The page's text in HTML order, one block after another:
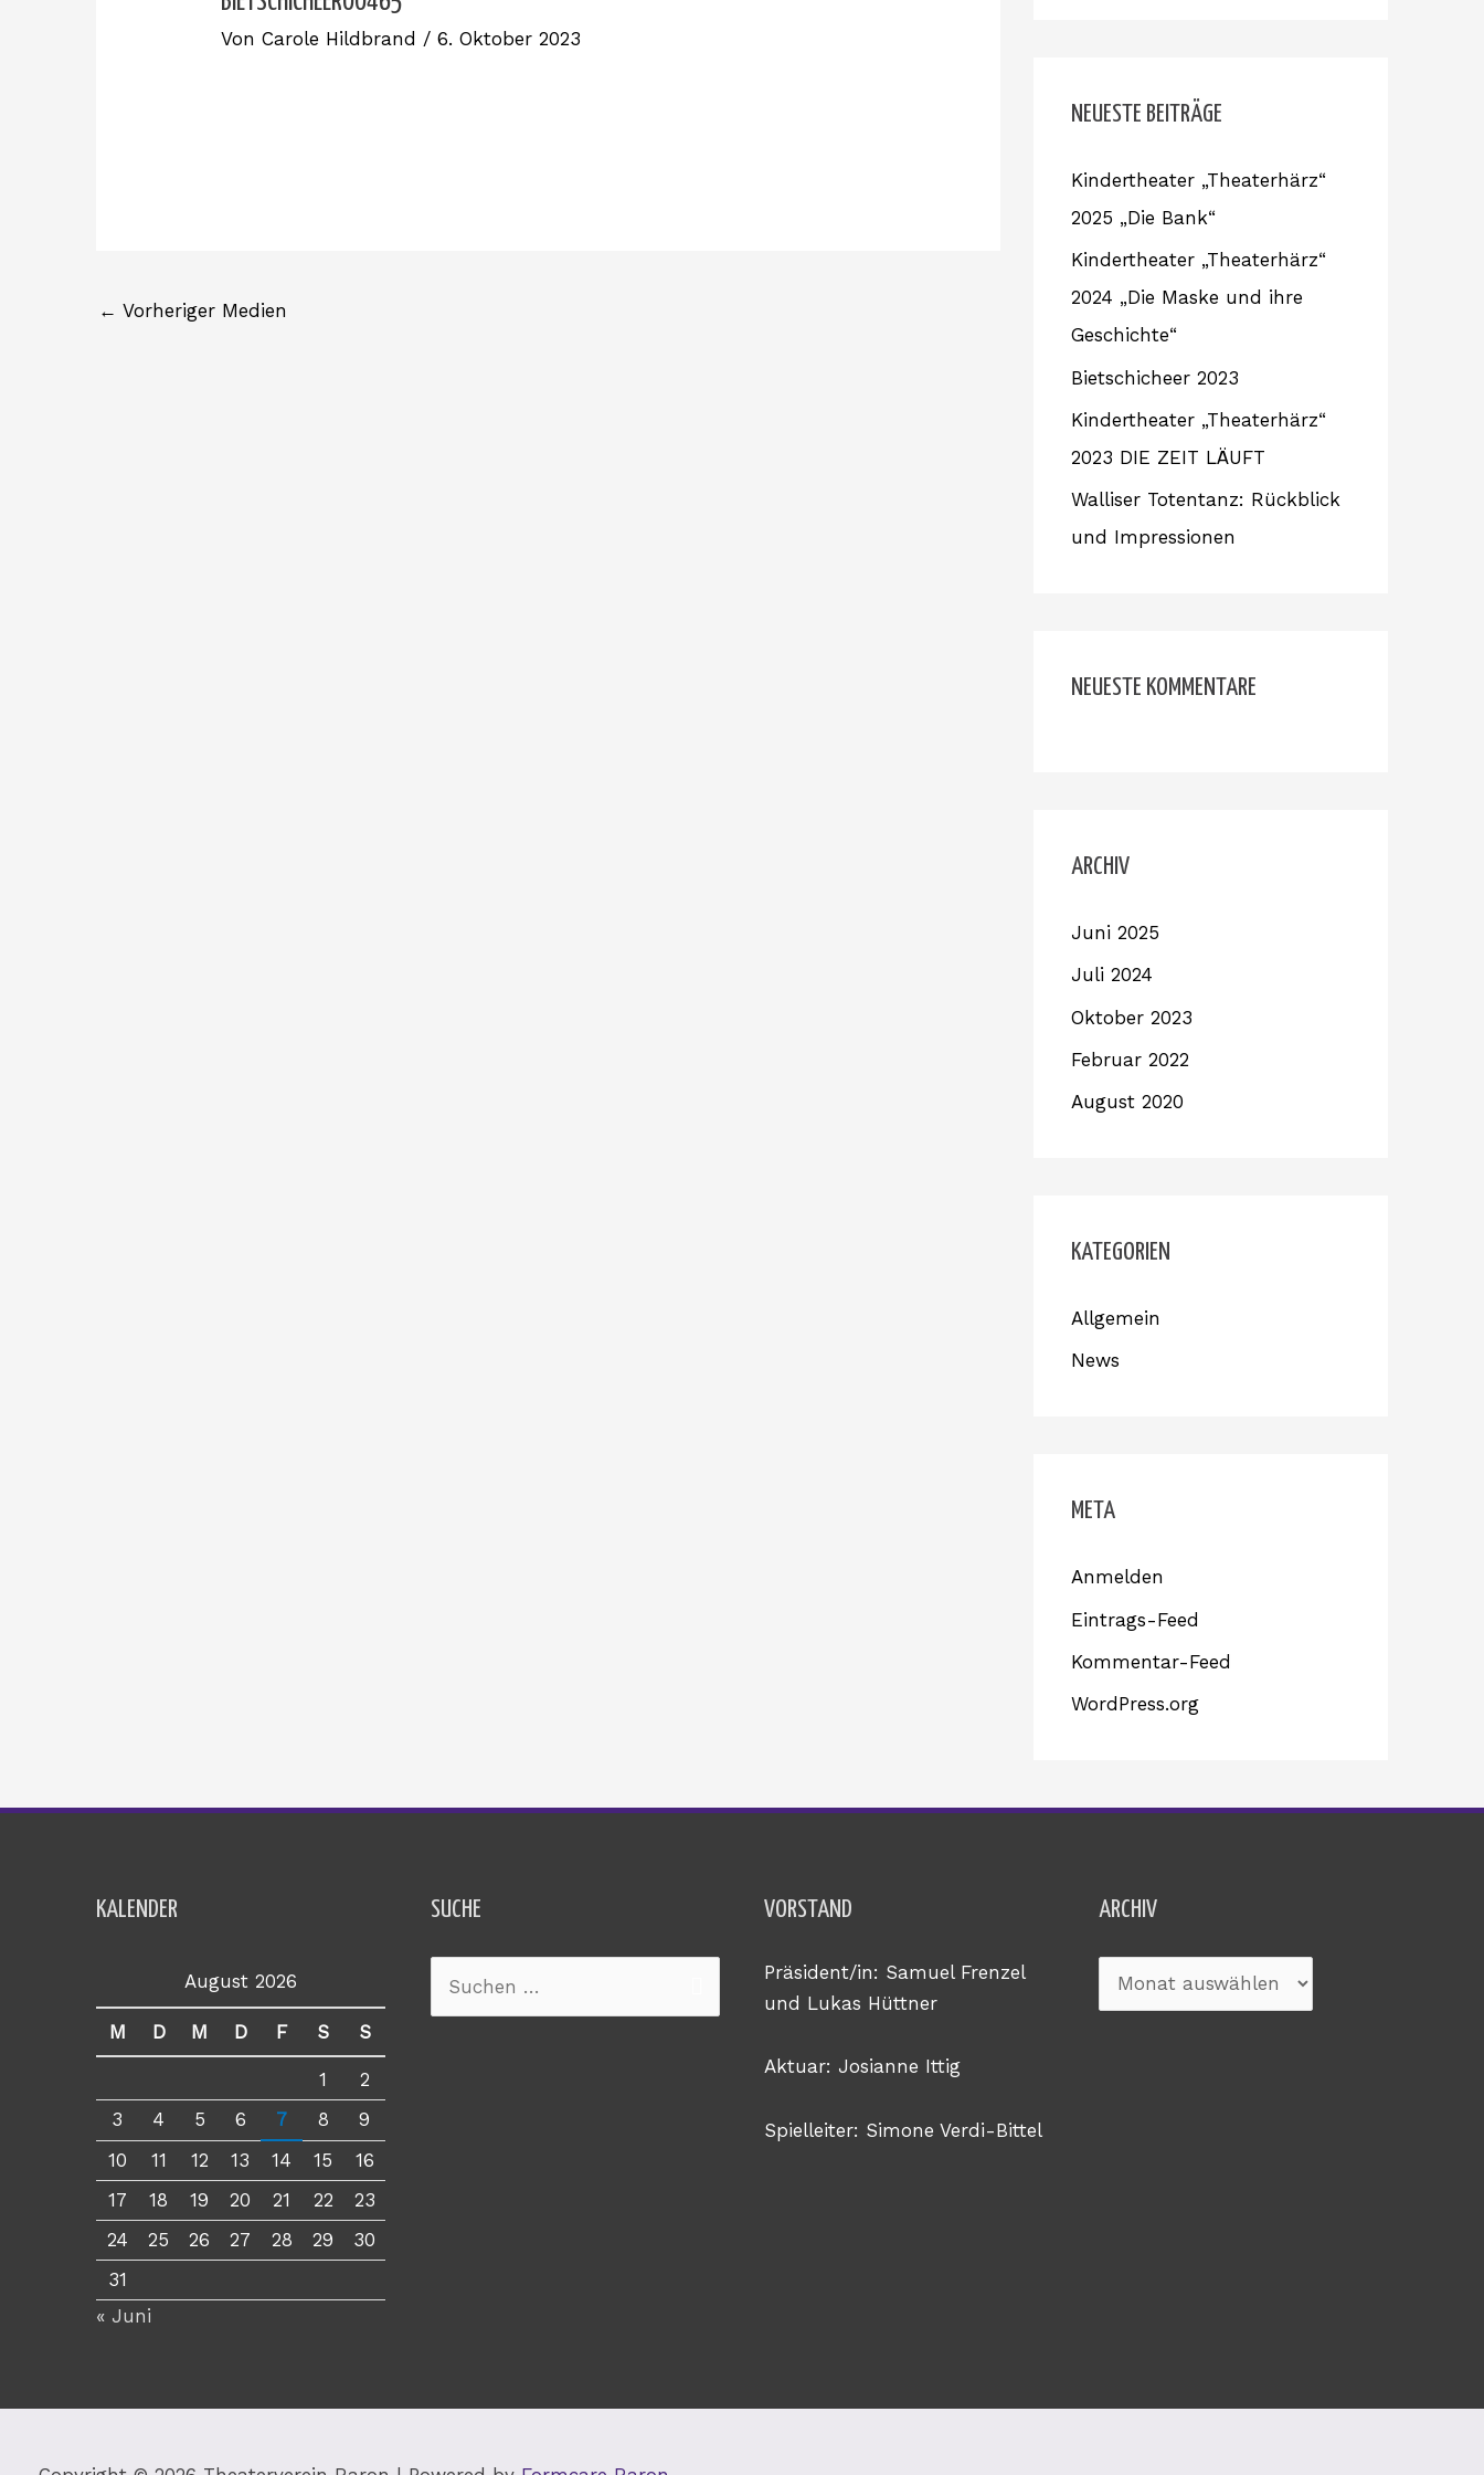
VonCarole Hildbrand /6. Oktober 2023
← Vorheriger Medien
e
n
a
c
h
:
NEUESTE BEITRÄGE
Kindertheater „Theaterhärz“
2025 „Die Bank“
Kindertheater „Theaterhärz“
2024 „Die Maske und ihre
Geschichte“
Bietschicheer 2023
Kindertheater „Theaterhärz“
2023 DIE ZEIT LÄUFT
Walliser Totentanz: Rückblick
und Impressionen
NEUESTE KOMMENTARE
ARCHIV
Juni 2025
Juli 2024
Oktober 2023
Februar 2022
August 2020
KATEGORIEN
Allgemein
News
META
Anmelden
Eintrags-Feed
Kommentar-Feed
WordPress.org
KALENDER
August 2026
M D M D F S S
1
2
3
4 5 6 7 8
9
10
11 12 13 14 15
16
17
18 19 20 21 22
23
24
25 26 27 28 29
30
31
« Juni
SUCHE
Suchen
nach:
VORSTAND
Präsident/in: Samuel Frenzel
und Lukas Hüttner
Aktuar: Josianne Ittig
Spielleiter: Simone Verdi-Bittel
ARCHIV
Archiv